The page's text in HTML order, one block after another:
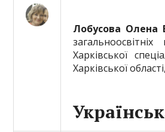
Лобусова Олена
Харківської
Харківської